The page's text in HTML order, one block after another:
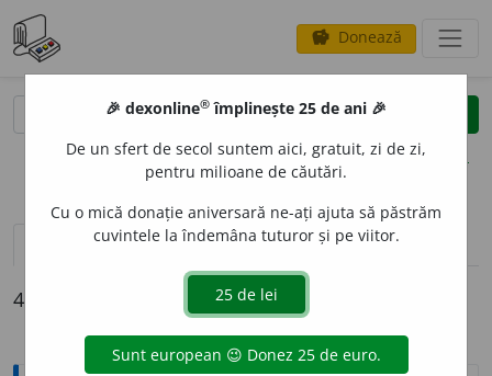
savings Donează
clear
opțiuni
definiții (4) declinări
4 definiții pentru Filipi
🎉 dexonline® împlinește 25 de ani 🎉
De un sfert de secol suntem aici, gratuit, zi de zi,
pentru milioane de căutări.
Cu o mică donație aniversară ne-ați ajuta să păstrăm
cuvintele la îndemâna tuturor și pe viitor.